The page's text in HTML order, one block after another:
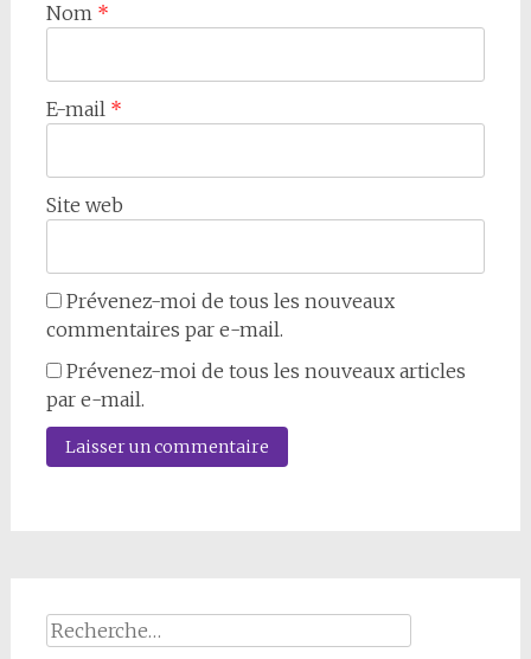
Nom *
E-mail *
Site web
Prévenez-moi de tous les nouveaux
commentaires par e-mail.
Prévenez-moi de tous les nouveaux articles
par e-mail.
Rechercher :